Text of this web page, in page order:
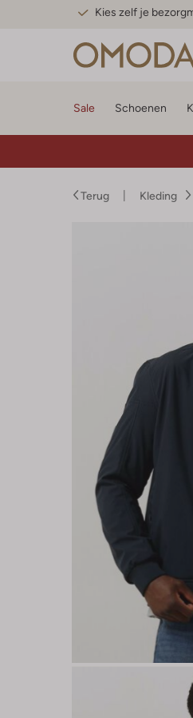
Kies zelf je
Sale Schoenen
Terug Kleding